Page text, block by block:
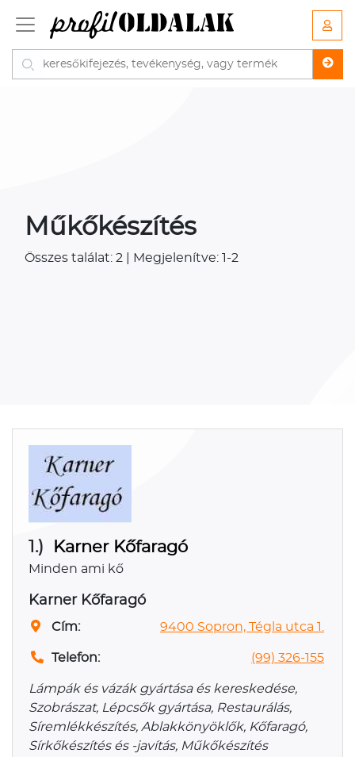
Műkőkészítés
Összes találat: 2 | Megjelenítve: 1-2
1.) Karner Kőfaragó
Minden ami kő
Karner Kőfaragó
Cím: 9400 Sopron, Tégla utca 1.
Telefon: (99) 326-155
Lámpák és vázák gyártása és kereskedése,
Szobrászat, Lépcsők gyártása, Restaurálás,
Síremlékkészítés, Ablakkönyöklők, Kőfaragó,
Sírkőkészítés és -javítás, Műkőkészítés